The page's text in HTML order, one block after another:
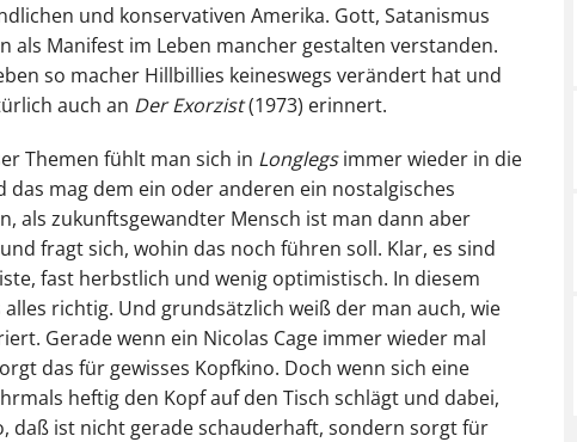
und konservativen Amerika. Gott, Satanismus
als Manifest im Leben mancher gestalten verstanden.
so macher Hillbillies keineswegs verändert hat und
auch an Der Exorzist(1973) erinnert.
Themen fühlt man sich in Longlegsimmer wieder in die
das mag dem ein oder anderen ein nostalgisches
als zukunftsgewandter Mensch ist man dann aber
fragt sich, wohin das noch führen soll. Klar, es sind
fast herbstlich und wenig optimistisch. In diesem
richtig. Und grundsätzlich weiß der man auch, wie
Gerade wenn ein Nicolas Cage immer wieder mal
das für gewisses Kopfkino. Doch wenn sich eine
heftig den Kopf auf den Tisch schlägt und dabei,
daß ist nicht gerade schauderhaft, sondern sorgt für